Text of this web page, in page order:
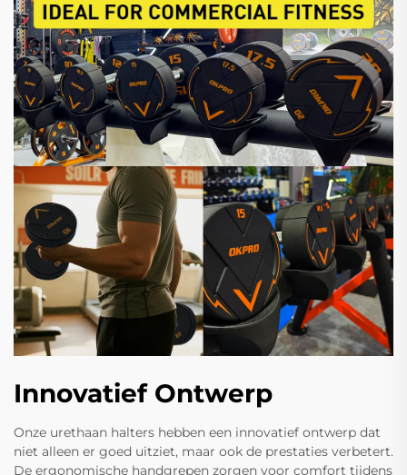
Innovatief Ontwerp
Onze urethaan halters hebben een innovatief ontwerp dat
niet alleen er goed uitziet, maar ook de prestaties verbetert.
De ergonomische handgrepen zorgen voor comfort tijdens